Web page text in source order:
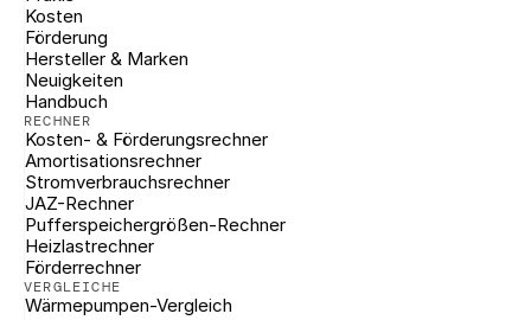
Kosten
Förderung
Hersteller & Marken
Neuigkeiten
Handbuch
RECHNER
Kosten- & Förderungsrechner
Amortisationsrechner
Stromverbrauchsrechner
JAZ-Rechner
Pufferspeichergrößen-Rechner
Heizlastrechner
Förderrechner
VERGLEICHE
Wärmepumpen-Vergleich